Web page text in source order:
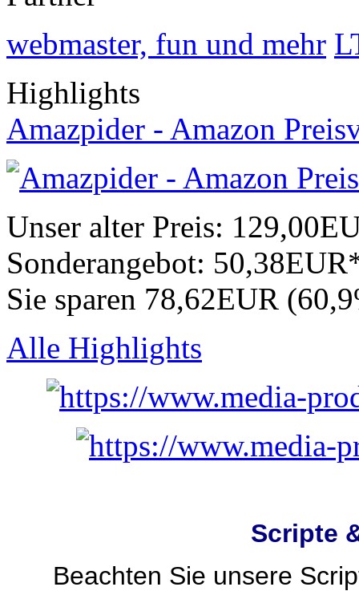
webmaster, fun und mehr
Highlights
Amazpider - Amazon
Unser alter Preis:
Sonderangebot:
Sie sparen 78,62EUR
Alle Highlights
Scripte
Beachten Sie unsere